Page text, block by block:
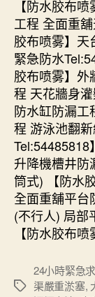
【防水胶布
工程 全面重
胶布喷雾】天
緊急防水
胶布喷雾】外
程 天花牆身
防水缸防漏工
程 游泳池翻
Tel:54485818
升降機槽井防
筒式) 【防水
全面重舖平台
(不行人) 局部
【防水胶布
Tags
24小時緊急
渠嚴重淤塞,